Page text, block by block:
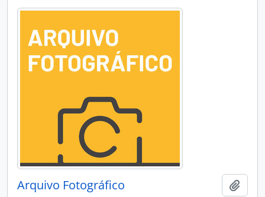
Arquivo Fotográfico